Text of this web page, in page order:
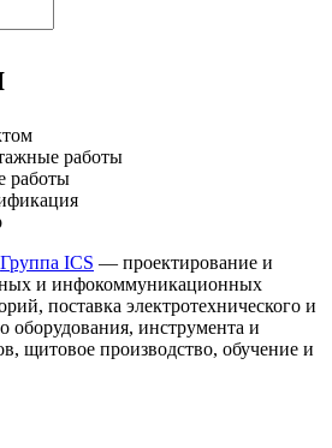
работы
работы
Группа ICS — проектирование и
и инфокоммуникационных
поставка электротехнического и
оборудования, инструмента и
щитовое производство, обучение и